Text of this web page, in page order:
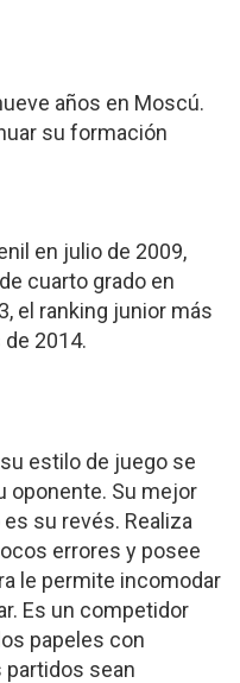
años en Moscú.
su formación
en julio de 2009,
cuarto grado en
el ranking junior más
2014.
estilo de juego se
oponente. Su mejor
su revés. Realiza
errores y posee
le permite incomodar
Es un competidor
papeles con
partidos sean